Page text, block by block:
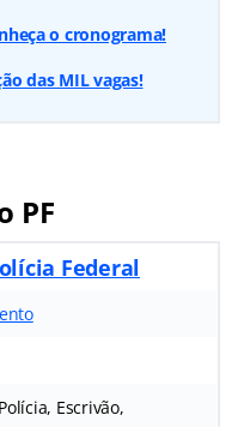
o cronograma!
das MIL vagas!
PF
Federal
Escrivão,